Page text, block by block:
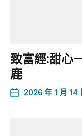
致富經:甜心
鹿
2026 年 1 月 14